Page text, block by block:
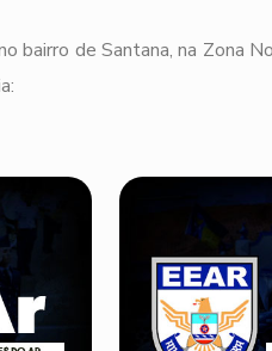
bairro de Santana, na Zona